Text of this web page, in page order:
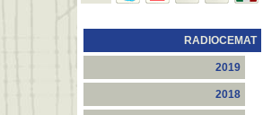
RADIOCEMAT
2019
2018